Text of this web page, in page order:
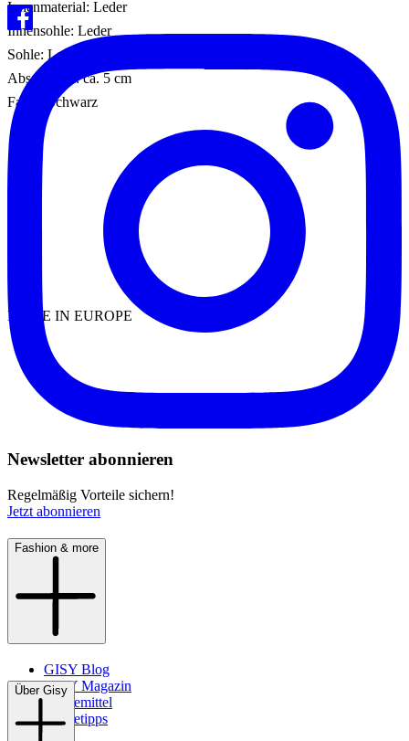
Innenmaterial: Leder
Innensohle: Leder
Sohle: Leder/Gummi
Absatzhöhe: ca. 5 cm
Farbe: Schwarz
MADE IN EUROPE
Newsletter abonnieren
Regelmäßig Vorteile sichern!
Jetzt abonnieren
Fashion & more
GISY Blog
GISY Magazin
Pflegemittel
Pflegetipps
Über Gisy